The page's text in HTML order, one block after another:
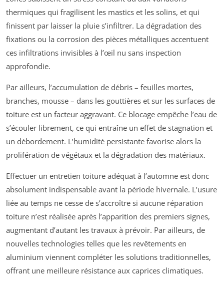
thermiques qui fragilisent les mastics et les solins, et qui
finissent par laisser la pluie s’infiltrer. La dégradation des
fixations ou la corrosion des pièces métalliques accentuent
ces infiltrations invisibles à l’œil nu sans inspection
approfondie.
Par ailleurs, l’accumulation de débris – feuilles mortes,
branches, mousse – dans les gouttières et sur les surfaces de
toiture est un facteur aggravant. Ce blocage empêche l’eau de
s’écouler librement, ce qui entraîne un effet de stagnation et
un débordement. L’humidité persistante favorise alors la
prolifération de végétaux et la dégradation des matériaux.
Effectuer un entretien toiture adéquat à l’automne est donc
absolument indispensable avant la période hivernale. L’usure
liée au temps ne cesse de s’accroître si aucune réparation
toiture n’est réalisée après l’apparition des premiers signes,
augmentant d’autant les travaux à prévoir. Par ailleurs, de
nouvelles technologies telles que les revêtements en
aluminium viennent compléter les solutions traditionnelles,
offrant une meilleure résistance aux caprices climatiques.